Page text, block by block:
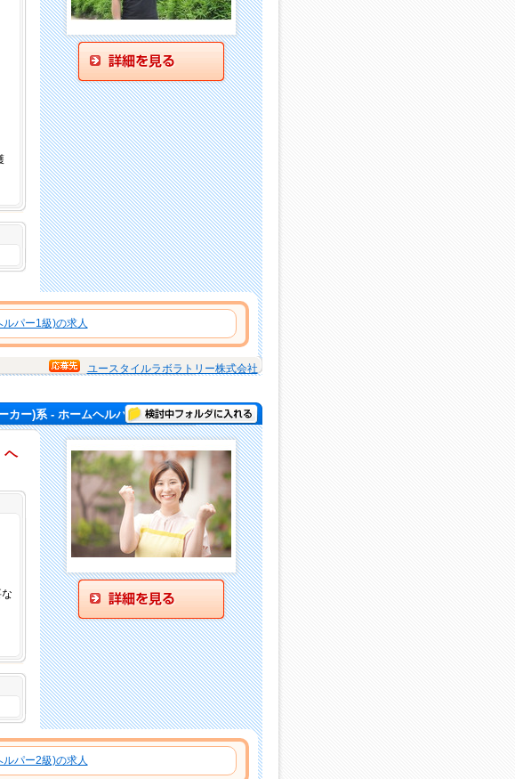
パー1級)の求人
ユースタイルラボラトリー株式会社
カー)系 - ホームヘルパー )検討中フォルダに入れる
ヘ
パー2級)の求人